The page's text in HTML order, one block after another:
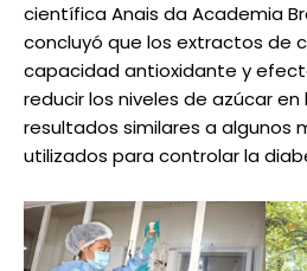
científica Anais da Academia
concluyó que los extractos de
capacidad antioxidante y
reducir los niveles de azúcar
resultados similares a algunos
utilizados para controlar la